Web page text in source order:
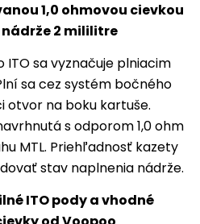
1,0 ohmovou cievkou
2 mililitre
ITO sa vyznačuje plniacim
sa cez systém bočného
otvor na boku kartuše.
s odporom 1,0 ohm
MTL. Priehľadnosť kazety
stav naplnenia nádrže.
ITO pody a vhodné